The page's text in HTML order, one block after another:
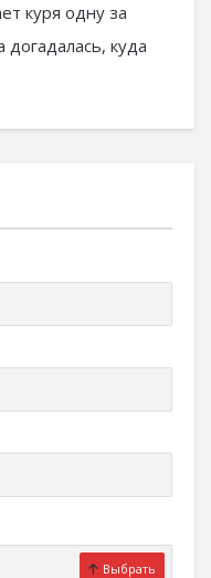
куря одну за
куда
Выбрать